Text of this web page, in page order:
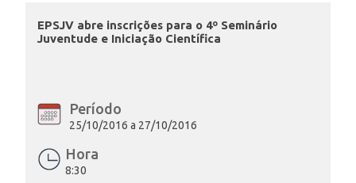
EPSJV abre inscrições para o 4º Seminário
Juventude e Iniciação Científica
Período
25/10/2016 a 27/10/2016
Hora
8:30